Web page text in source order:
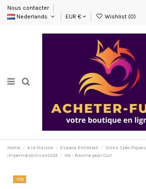
Nous contacter
Nederlands
EUR € Wishlist (0)
Home A la Maison Espace Entretien
Soins Spécifiques
Imperméabilisant203
HG - Baume pour Cuir
-10%